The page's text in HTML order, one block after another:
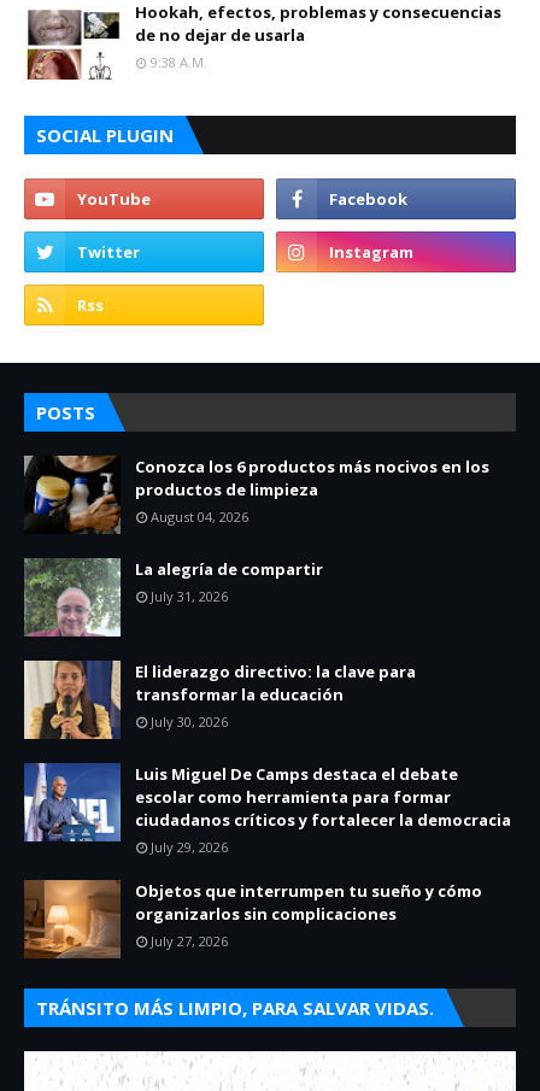
Hookah, efectos, problemas y consecuencias
de no dejar de usarla
9:38 A.m.
SOCIAL PLUGIN
POSTS
Conozca los 6 productos más nocivos en los
productos de limpieza
August 04, 2026
La alegría de compartir
July 31, 2026
El liderazgo directivo: la clave para
transformar la educación
July 30, 2026
Luis Miguel De Camps destaca el debate
escolar como herramienta para formar
ciudadanos críticos y fortalecer la democracia
July 29, 2026
Objetos que interrumpen tu sueño y cómo
organizarlos sin complicaciones
July 27, 2026
TRÁNSITO MÁS LIMPIO, PARA SALVAR VIDAS.